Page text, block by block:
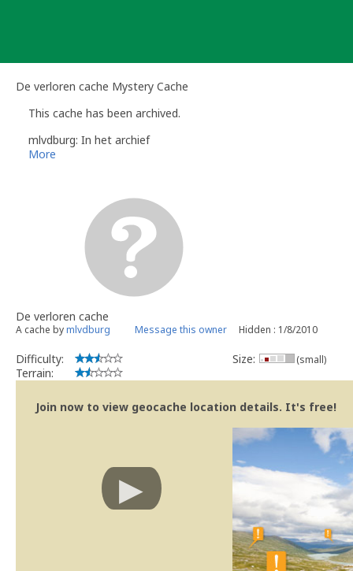
De verloren cache Mystery Cache
This cache has been archived.
mlvdburg: In het archief
More
De verloren cache
A cache bymlvdburg Message this owner Hidden : 1/8/2010
Difficulty:
Terrain:
Size: (small)
Join now to view geocache location details. It's free!